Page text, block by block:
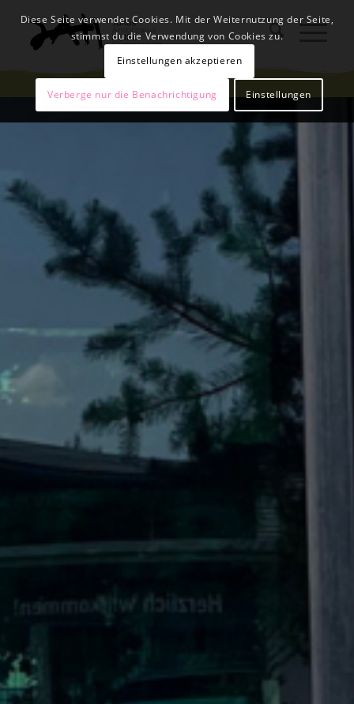
Diese Seite verwendet Cookies. Mit der Weiternutzung der Seite,
stimmst du die Verwendung von Cookies zu.
Einstellungen akzeptieren
Verberge nur die Benachrichtigung Einstellungen